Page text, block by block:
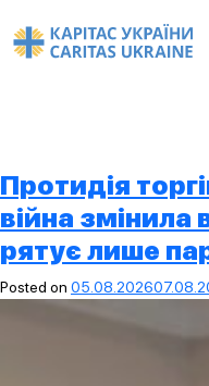
Протидія
війна
рятує лише
Posted on 05.08.2026